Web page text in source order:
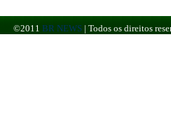
©2011 BR NEWS | Todos os direitos